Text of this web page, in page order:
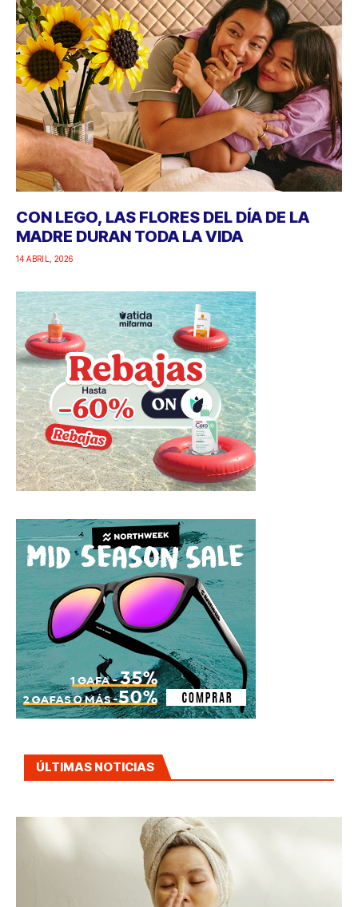
CON LEGO, LAS FLORES DEL DÍA DE LA
MADRE DURAN TODA LA VIDA
14 ABRIL, 2026
ÚLTIMAS NOTICIAS